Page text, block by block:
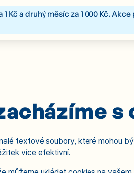
Letní školička ☀️ Kontakt Zápis
Kč a druhý měsíc za 1 000 Kč.
s
textové soubory, které mohou
více efektivní.